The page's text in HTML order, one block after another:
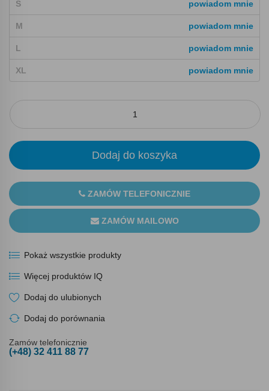
S powiadom mnie
M powiadom mnie
L powiadom mnie
XL powiadom mnie
Dodaj do koszyka
ZAMÓW TELEFONICZNIE
ZAMÓW MAILOWO
Pokaż wszystkie produkty
Więcej produktów IQ
Dodaj do ulubionych
Dodaj do porównania
Zamów telefonicznie
(+48) 32 411 88 77